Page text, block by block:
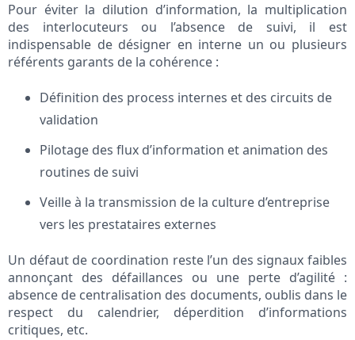
Pour éviter la dilution d’information, la multiplication
des interlocuteurs ou l’absence de suivi, il est
indispensable de désigner en interne un ou plusieurs
référents garants de la cohérence :
Définition des process internes et des circuits de
validation
Pilotage des flux d’information et animation des
routines de suivi
Veille à la transmission de la culture d’entreprise
vers les prestataires externes
Un défaut de coordination reste l’un des signaux faibles
annonçant des défaillances ou une perte d’agilité :
absence de centralisation des documents, oublis dans le
respect du calendrier, déperdition d’informations
critiques, etc.